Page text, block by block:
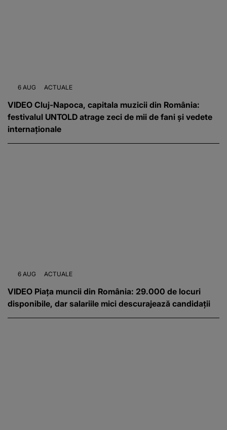
6 AUG ACTUALE
VIDEO Cluj-Napoca, capitala muzicii din România:
festivalul UNTOLD atrage zeci de mii de fani și vedete
internaționale
6 AUG ACTUALE
VIDEO Piața muncii din România: 29.000 de locuri
disponibile, dar salariile mici descurajează candidații